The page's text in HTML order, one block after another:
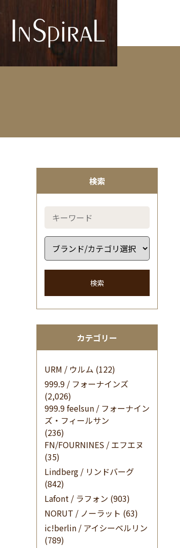
検索
検索
カテゴリー
URM / ウルム (122)
999.9 / フォーナインズ
(2,026)
999.9 feelsun / フォーナイン
ズ・フィールサン
(236)
FN/FOURNINES / エフエヌ
(35)
Lindberg / リンドバーグ
(842)
Lafont / ラフォン (903)
NORUT / ノーラット (63)
ic!berlin / アイシーベルリン
(789)